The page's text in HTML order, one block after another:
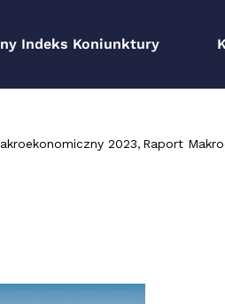
Indeks Koniunktury
2023 Raport